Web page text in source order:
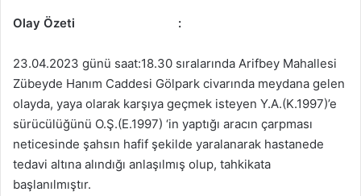
Olay Özeti :
23.04.2023 günü saat:18.30 sıralarında Arifbey Mahallesi
Zübeyde Hanım Caddesi Gölpark civarında meydana gelen
olayda, yaya olarak karşıya geçmek isteyen Y.A.(K.1997)’e
sürücülüğünü O.Ş.(E.1997) ‘in yaptığı aracın çarpması
neticesinde şahsın hafif şekilde yaralanarak hastanede
tedavi altına alındığı anlaşılmış olup, tahkikata
başlanılmıştır.